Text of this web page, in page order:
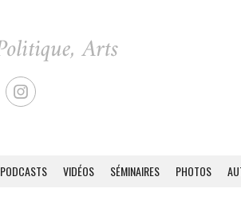
PODCASTS VIDÉOS SÉMINAIRES PHOTOS